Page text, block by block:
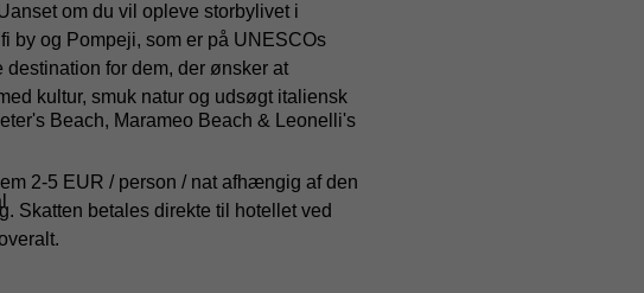
om du vil opleve storbylivet i
by og Pompeji, som er på UNESCOs
for dem, der ønsker at
kultur, smuk natur og udsøgt italiensk
2-5 EUR / person / nat afhængig af den
Skatten betales direkte til hotellet ved
Beach, Marameo Beach & Leonelli's